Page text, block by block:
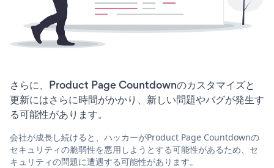
さらに、Product Page Countdownのカスタマイズと
更新にはさらに時間がかかり、新しい問題やバグが発生す
る可能性があります。
会社が成長し続けると、ハッカーがProduct Page Countdownの
セキュリティの脆弱性を悪用しようとする可能性があるため、セ
キュリティの問題に遭遇する可能性があります。